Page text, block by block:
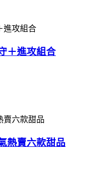
＋進攻組合
熱賣六款甜品